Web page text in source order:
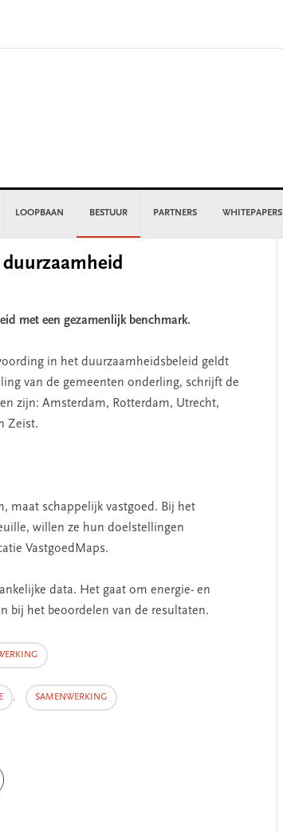
LOOPBAAN BESTUUR PARTNERS WHITEPAPERS
met een gezamenlijk benchmark.
in het duurzaamheidsbeleid geldt
van de gemeenten onderling, schrijft de
zijn: Amsterdam, Rotterdam, Utrecht,
Zeist.
maat schappelijk vastgoed. Bij het
willen ze hun doelstellingen
VastgoedMaps.
data. Het gaat om energie- en
bij het beoordelen van de resultaten.
, SAMENWERKING